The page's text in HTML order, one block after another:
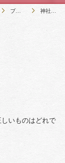
ブログ 神社検定
いものはどれで